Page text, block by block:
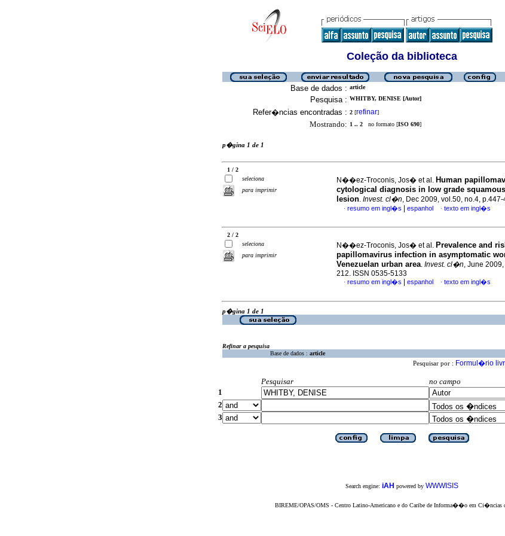
Coleção da biblioteca
Base de dados : article
Pesquisa : WHITBY, DENISE [Autor]
Refer�ncias encontradas : 2 [refinar]
Mostrando: 1 .. 2 no formato [ISO 690]
p�gina 1 de 1
1 / 2
seleciona
para imprimir
N��ez-Troconis, Jos� et al. Human
cytological diagnosis in low grade
lesion. Invest. cl�n, Dec 2009, vol.50, no.4,
· resumo em ingl�s espanhol · texto em ingl�s
2 / 2
seleciona
para imprimir
N��ez-Troconis, Jos� et al. Prevalence and
papillomavirus infection in asymptomatic
Venezuelan urban area. Invest. cl�n, June
212. ISSN 0535-5133
· resumo em ingl�s espanhol · texto em ingl�s
p�gina 1 de 1
Refinar a pesquisa
Base de dados : article
Pesquisar por : Formul�rio
Pesquisar
no campo
1
2
3
Search engine: iAH powered by WWWISIS
BIREME/OPAS/OMS - Centro Latino-Americano e do Caribe de Informa��o em Ci�ncias